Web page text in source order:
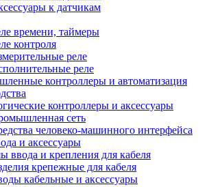
к датчикам
времени, таймеры
контроля
реле
реле
контроллеры и автоматизация
контроллеры и аксессуары
сеть
человеко-машинного интерфейса
и аксессуары
ввода и крепления для кабеля
крепежные для кабеля
кабельные и аксессуары